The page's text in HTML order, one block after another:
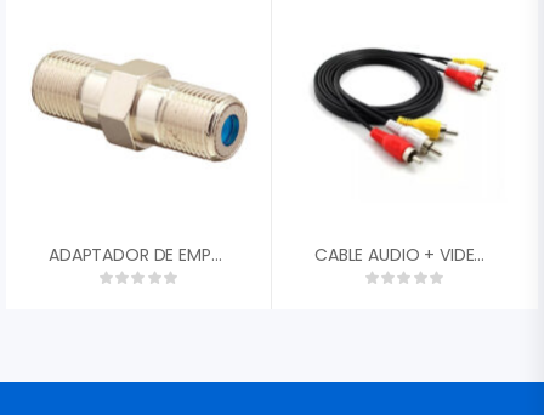
ADAPTADOR DE EMPALME HEMBRA COAXIAL CF81GHZC CABLE AUDIO + VIDEO + CORRIENTE 15 MTS